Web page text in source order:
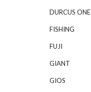
DURCUS ONE
FISHING
FUJI
GIANT
GIOS